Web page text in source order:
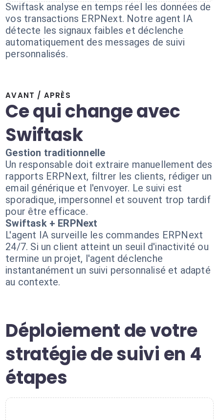
Swiftask analyse en temps réel les données de
vos transactions ERPNext. Notre agent IA
détecte les signaux faibles et déclenche
automatiquement des messages de suivi
personnalisés.
AVANT / APRÈS
Ce qui change avec
Swiftask
Gestion traditionnelle
Un responsable doit extraire manuellement des
rapports ERPNext, filtrer les clients, rédiger un
email générique et l'envoyer. Le suivi est
sporadique, impersonnel et souvent trop tardif
pour être efficace.
Swiftask + ERPNext
L'agent IA surveille les commandes ERPNext
24/7. Si un client atteint un seuil d'inactivité ou
termine un projet, l'agent déclenche
instantanément un suivi personnalisé et adapté
au contexte.
Déploiement de votre
stratégie de suivi en 4
étapes